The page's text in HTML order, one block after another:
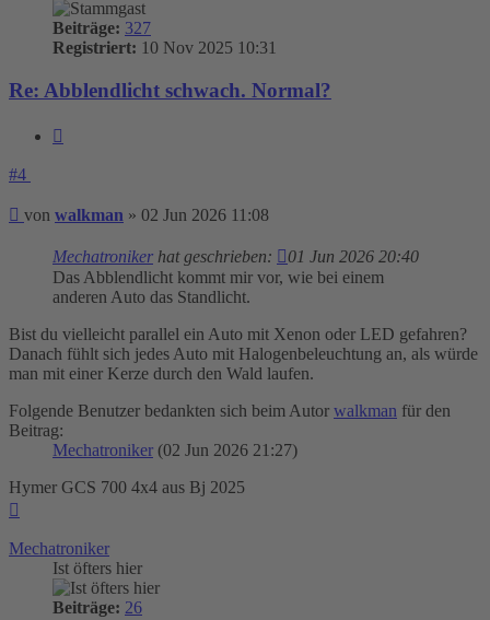
Beiträge: 327
Registriert: 10 Nov 2025 10:31
Re: Abblendlicht schwach. Normal?
#4
Beitrag
von walkman » 02 Jun 2026 11:08
Mechatroniker hat geschrieben:
01 Jun 2026 20:40
Das Abblendlicht kommt mir vor, wie bei einem
anderen Auto das Standlicht.
Bist du vielleicht parallel ein Auto mit Xenon oder LED gefahren?
Danach fühlt sich jedes Auto mit Halogenbeleuchtung an, als würde
man mit einer Kerze durch den Wald laufen.
Folgende Benutzer bedankten sich beim Autor walkman für den
Beitrag:
Mechatroniker (02 Jun 2026 21:27)
Hymer GCS 700 4x4 aus Bj 2025
Mechatroniker
Ist öfters hier
Beiträge: 26